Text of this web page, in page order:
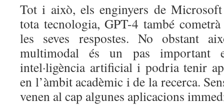
Tot i això, els enginyers de
tota tecnologia, GPT-4 també
les seves respostes. No obstant
multimodal és un pas
intel·ligència artificial i podria tenir
en l’àmbit acadèmic i de la recerca.
venen al cap algunes aplicacions